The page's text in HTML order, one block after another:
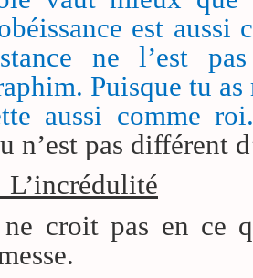
est
ne l’est
Puisque tu
aussi comme
n’est pas différent
L’incrédulité
croit pas en ce